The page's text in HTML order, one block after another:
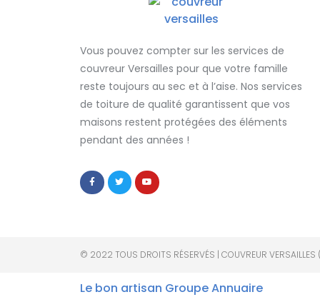
Vous pouvez compter sur les services de
couvreur Versailles pour que votre famille
reste toujours au sec et à l’aise. Nos services
de toiture de qualité garantissent que vos
maisons restent protégées des éléments
pendant des années !
© 2022 TOUS DROITS RÉSERVÉS | COUVREUR
Le bon artisan Groupe Annuaire